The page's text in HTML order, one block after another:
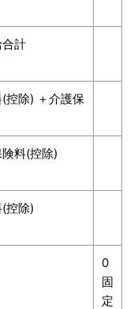
計
控除) ＋介護保
料(控除)
控除)
0
固
定